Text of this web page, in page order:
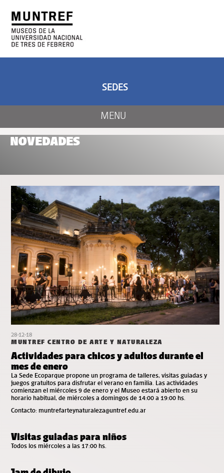
NOVEDADES
28-12-18
MUNTREF CENTRO DE ARTE Y NATURALEZA
Actividades para chicos y adultos durante el
mes de enero
La Sede Ecoparque propone un programa de talleres, visitas guiadas y
juegos gratuitos para disfrutar el verano en familia. Las actividades
comienzan el miércoles 9 de enero y el Museo estará abierto en su
horario habitual, de miércoles a domingos de 14:00 a 19:00 hs.
Contacto: muntrefarteynaturaleza@untref.edu.ar
Visitas guiadas para niños
Todos los miércoles a las 17:00 hs.
MENU
SEDES
CENTRO DE ARTE
Y NATURALEZA
ARTE Y CIENCIA